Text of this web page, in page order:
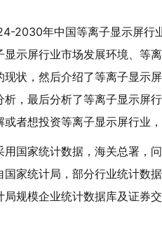
2030年中国等离子显示屏行
显示屏行业市场发展环境、等
现状，然后介绍了等离子显示
析，最后分析了等离子显示屏
者想投资等离子显示屏行业
用国家统计数据，海关总署，
国家统计局，部分行业统计数
局规模企业统计数据库及证券